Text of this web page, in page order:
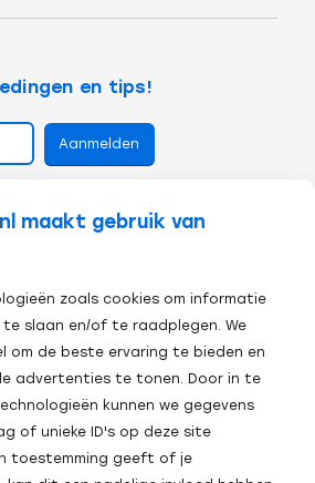
maakt gebruik van
zoals cookies om informatie
slaan en/of te raadplegen. We
om de beste ervaring te bieden en
advertenties te tonen. Door in te
kunnen we gegevens
of unieke ID's op deze site
toestemming geeft of je
en tips!